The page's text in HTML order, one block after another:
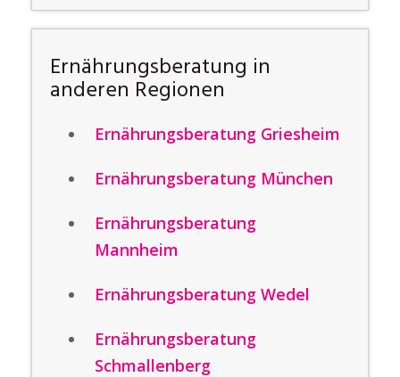
Ernährungsberatung in
anderen Regionen
Ernährungsberatung Griesheim
Ernährungsberatung München
Ernährungsberatung
Mannheim
Ernährungsberatung Wedel
Ernährungsberatung
Schmallenberg